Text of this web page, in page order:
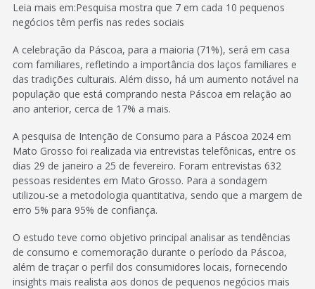
Leia mais em:Pesquisa mostra que 7 em cada 10 pequenos
negócios têm perfis nas redes sociais
A celebração da Páscoa, para a maioria (71%), será em casa
com familiares, refletindo a importância dos laços familiares e
das tradições culturais. Além disso, há um aumento notável na
população que está comprando nesta Páscoa em relação ao
ano anterior, cerca de 17% a mais.
A pesquisa de Intenção de Consumo para a Páscoa 2024 em
Mato Grosso foi realizada via entrevistas telefônicas, entre os
dias 29 de janeiro a 25 de fevereiro. Foram entrevistas 632
pessoas residentes em Mato Grosso. Para a sondagem
utilizou-se a metodologia quantitativa, sendo que a margem de
erro 5% para 95% de confiança.
O estudo teve como objetivo principal analisar as tendências
de consumo e comemoração durante o período da Páscoa,
além de traçar o perfil dos consumidores locais, fornecendo
insights mais realista aos donos de pequenos negócios mais